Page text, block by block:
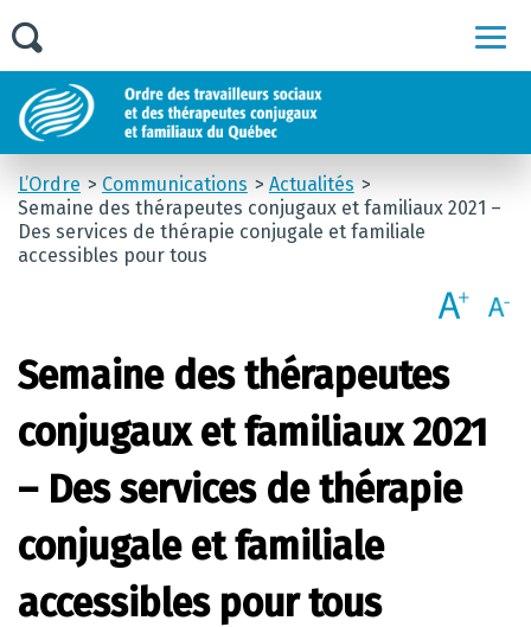
L’Ordre Communications
Actualités
Semaine des thérapeutes conjugaux et familiaux 2021 –
Des services de thérapie conjugale et familiale
accessibles pour tous
Semaine des thérapeutes
conjugaux et familiaux 2021
– Des services de thérapie
conjugale et familiale
accessibles pour tous